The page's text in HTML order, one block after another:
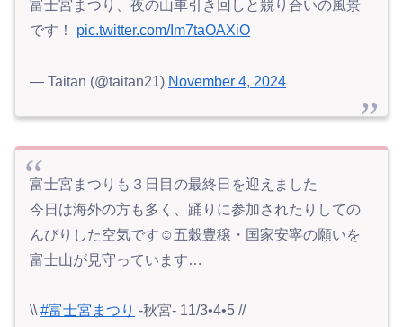
富士宮まつり、夜の山車引き回しと競り合いの風景
です！ pic.twitter.com/Im7taOAXiO
— Taitan (@taitan21) November 4, 2024
富士宮まつりも３日目の最終日を迎えました
今日は海外の方も多く、踊りに参加されたりしての
んびりした空気です☺️五穀豊穣・国家安寧の願いを
富士山が見守っています…
\\ #富士宮まつり -秋宮- 11/3•4•5 //